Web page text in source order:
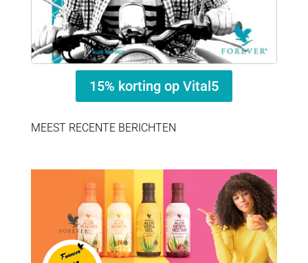
15% korting op Vital5
MEEST RECENTE BERICHTEN